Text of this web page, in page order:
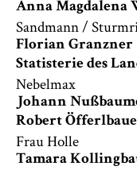
Anna Magdalena
Sandmann /
Florian Granzner
Statisterie des
Nebelmax
Johann
Robert
Frau Holle
Tamara